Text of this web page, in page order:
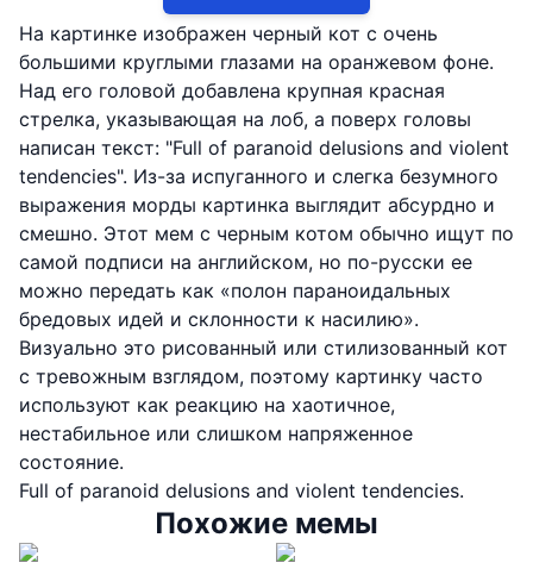
На картинке изображен черный кот с очень
большими круглыми глазами на оранжевом фоне.
Над его головой добавлена крупная красная
стрелка, указывающая на лоб, а поверх головы
написан текст: "Full of paranoid delusions and violent
tendencies". Из-за испуганного и слегка безумного
выражения морды картинка выглядит абсурдно и
смешно. Этот мем с черным котом обычно ищут по
самой подписи на английском, но по-русски ее
можно передать как «полон параноидальных
бредовых идей и склонности к насилию».
Визуально это рисованный или стилизованный кот
с тревожным взглядом, поэтому картинку часто
используют как реакцию на хаотичное,
нестабильное или слишком напряженное
состояние.
Full of paranoid delusions and violent tendencies.
Похожие мемы